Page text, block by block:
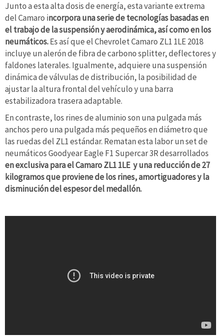
Junto a esta alta dosis de energía, esta variante extrema
del Camaro incorpora una serie de tecnologías basadas en
el trabajo de la suspensión y aerodinámica, así como en los
neumáticos.Es así que el Chevrolet Camaro ZL1 1LE 2018
incluye un alerón de fibra de carbono splitter, deflectores y
faldones laterales. Igualmente, adquiere una suspensión
dinámica de válvulas de distribución, la posibilidad de
ajustar la altura frontal del vehículo y una barra
estabilizadora trasera adaptable.
En contraste, los rines de aluminio son una pulgada más
anchos pero una pulgada más pequeños en diámetro que
las ruedas del ZL1 estándar. Rematan esta labor un set de
neumáticos Goodyear Eagle F1 Supercar 3R desarrollados
en exclusiva para el Camaro ZL1 1LE y una reducción de 27
kilogramos que proviene de los rines, amortiguadores y la
disminución del espesor del medallón.